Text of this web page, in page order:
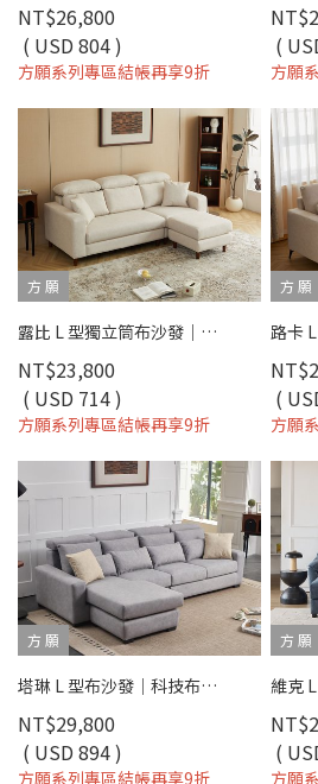
NT$26,800
( USD 804 )
方願系列專區結帳再享9折
(
方願
方 願
露比 L 型獨立筒布沙發｜獨立筒彈簧 × 可拆洗布套 × 平價小宅首選 – 方願系列
NT$23,800
( USD 714 )
方願系列專區結帳再享9折
方 願
(
方願
方 願
塔琳 L 型布沙發｜科技布防刮 × 可調式頭枕 × 小宅舒適首選 – 方願系列
NT$29,800
( USD 894 )
方願系列專區結帳再享9折
方 願
(
方願